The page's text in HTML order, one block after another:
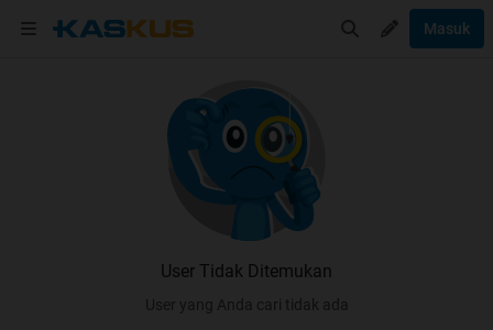
Masuk
User Tidak Ditemukan
User yang Anda cari tidak ada